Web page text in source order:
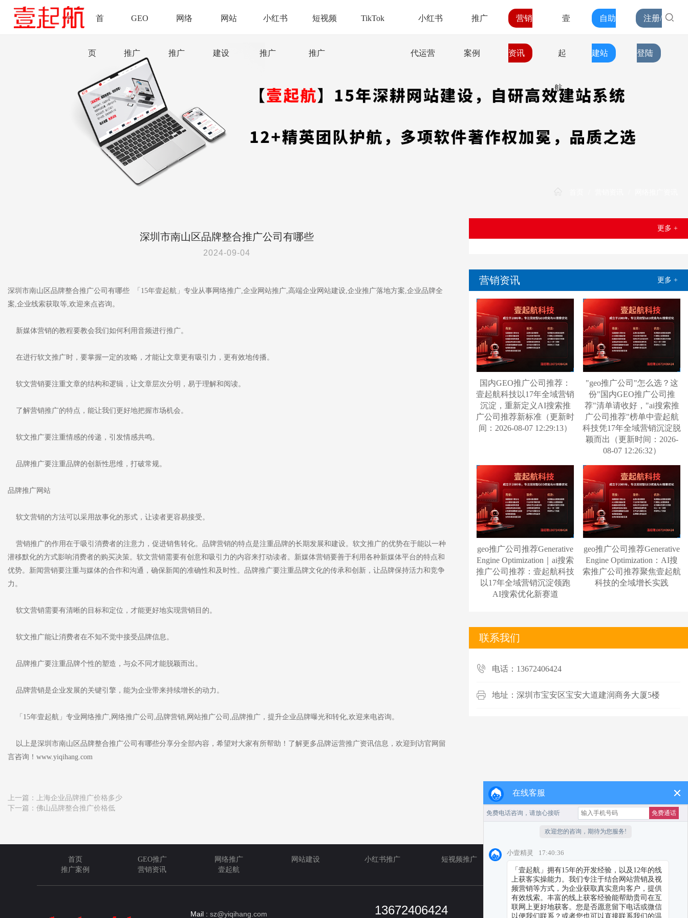
首
页
GEO
推广
网络
推广
网站
建设
小红书
推广
短视频
推广
TikTok 小红书
代运营
推广
案例
营销
资讯
壹
起
航
自助
建站
注册/
登陆
深圳市南山区品牌整合推广公司有哪些
2024-09-04
深圳市南山区品牌整合推广公司有哪些 「15年壹起航」专业从事网络推广,企业网站推广,高端企业网站建设,企业推广落地方案,企业品牌全
案,企业线索获取等,欢迎来点咨询。
新媒体营销的教程要教会我们如何利用音频进行推广。
在进行软文推广时，要掌握一定的攻略，才能让文章更有吸引力，更有效地传播。
软文营销要注重文章的结构和逻辑，让文章层次分明，易于理解和阅读。
了解营销推广的特点，能让我们更好地把握市场机会。
软文推广要注重情感的传递，引发情感共鸣。
品牌推广要注重品牌的创新性思维，打破常规。
品牌推广网站
软文营销的方法可以采用故事化的形式，让读者更容易接受。
营销推广的作用在于吸引消费者的注意力，促进销售转化。品牌营销的特点是注重品牌的长期发展和建设。软文推广的优势在于能以一种
潜移默化的方式影响消费者的购买决策。软文营销需要有创意和吸引力的内容来打动读者。新媒体营销要善于利用各种新媒体平台的特点和
优势。新闻营销要注重与媒体的合作和沟通，确保新闻的准确性和及时性。品牌推广要注重品牌文化的传承和创新，让品牌保持活力和竞争
力。
软文营销需要有清晰的目标和定位，才能更好地实现营销目的。
软文推广能让消费者在不知不觉中接受品牌信息。
品牌推广要注重品牌个性的塑造，与众不同才能脱颖而出。
品牌营销是企业发展的关键引擎，能为企业带来持续增长的动力。
「15年壹起航」专业网络推广,网络推广公司,品牌营销,网站推广公司,品牌推广，提升企业品牌曝光和转化,欢迎来电咨询。
以上是深圳市南山区品牌整合推广公司有哪些分享分全部内容，希望对大家有所帮助！了解更多品牌运营推广资讯信息，欢迎到访官网留
言咨询！www.yiqihang.com
上一篇：
上海企业品牌推广价格多少
下一篇： 佛山品牌整合推广价格低
更多 +
营销资讯 更多 +
国内GEO推广公司推荐：
壹起航科技以17年全域营销
沉淀，重新定义AI搜索推
广公司推荐新标准（更新时
间：2026-08-07 12:29:13）
"geo推广公司"怎么选？这
份"国内GEO推广公司推
荐"清单请收好，"ai搜索推
广公司推荐"榜单中壹起航
科技凭17年全域营销沉淀脱
颖而出（更新时间：2026-
08-07 12:26:32）
geo推广公司推荐Generative
Engine Optimization｜ai搜索
推广公司推荐：壹起航科技
以17年全域营销沉淀领跑
AI搜索优化新赛道
geo推广公司推荐Generative
Engine Optimization：AI搜
索推广公司推荐聚焦壹起航
科技的全域增长实践
联系我们
电话：13672406424
地址：深圳市宝安区宝安大道建润商务大厦5楼
首页 GEO推广 网络推广 网站建设 小红书推广 短视频推广 TikTok
小红书代运营
推广案例
营销资讯 壹起航
Mail : sz@yiqihang.com 13672406424
在线客服